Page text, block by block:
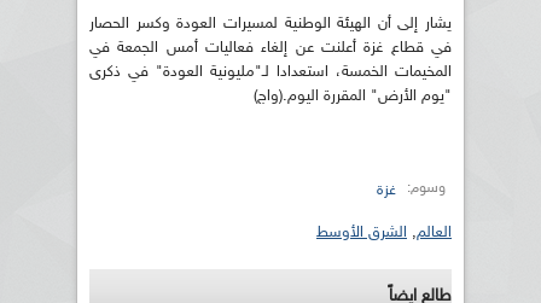
يشار إلى أن الهيئة الوطنية لمسيرات العودة وكسر الحصار
في قطاع غزة أعلنت عن إلغاء فعاليات أمس الجمعة في
المخيمات الخمسة، استعدادا لـ"مليونية العودة" في ذكرى
"يوم الأرض" المقررة اليوم.(واج)
وسوم: غزة
العالم, الشرق الأوسط
طالع ايضاً